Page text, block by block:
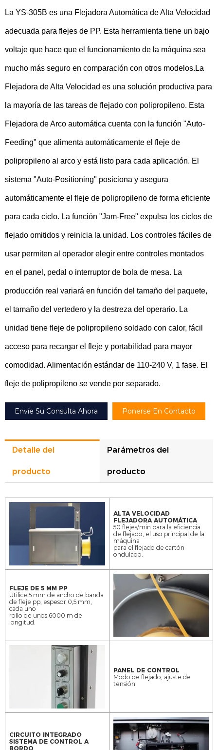
La YS-305B es una Flejadora Automática de Alta Velocidad
adecuada para flejes de PP. Esta herramienta tiene un bajo
voltaje que hace que el funcionamiento de la máquina sea
mucho más seguro en comparación con otros modelos. La
Flejadora de Alta Velocidad es una solución productiva para
la mayoría de las tareas de flejado con polipropileno. Esta
Flejadora de Arco automática cuenta con la función "Auto-
Feeding" que alimenta automáticamente el fleje de
polipropileno al arco y está listo para cada aplicación. El
sistema "Auto-Positioning" posiciona y asegura
automáticamente el fleje de polipropileno de forma eficiente
para cada ciclo. La función "Jam-Free" expulsa los ciclos de
flejado omitidos y reinicia la unidad. Los controles fáciles de
usar permiten al operador elegir entre controles montados
en el panel, pedal o interruptor de bola de mesa. La
producción real variará en función del tamaño del paquete,
el tamaño del vertedero y la destreza del operario. La
unidad tiene fleje de polipropileno soldado con calor, fácil
acceso para recargar el fleje y portabilidad para mayor
comodidad. Alimentación estándar de 110-240 V, 1 fase. El
fleje de polipropileno se vende por separado.
Envíe Su Consulta Ahora Ponerse En Contacto
Detalle del
producto
Parámetros del
producto
ALTA VELOCIDAD
FLEJADORA AUTOMÁTICA
50 flejes/min para la eficiencia
de flejado, el uso principal de la
máquina
para el flejado de cartón
ondulado.
FLEJE DE 5 MM PP
Utilice 5 mm de ancho de banda
de fleje pp, espesor 0,5 mm,
cada uno
rollo de unos 6000 m de
longitud.
PANEL DE CONTROL
Modo de flejado, ajuste de
tensión.
CIRCUITO INTEGRADO
SISTEMA DE CONTROL A
BORDO
YS-305B
de control
Altura de
Tamaño
W1250*H500mm(arch size
selectable:W650*H500mm,W850*H500mm,W1050*H500mm)
Fleje de
PP
5 mm-6 mm de ancho, grosor 0,5 mm
Tensión 110-240V 1Fase 0,6kw 50/60Hz
máquina
240 kg